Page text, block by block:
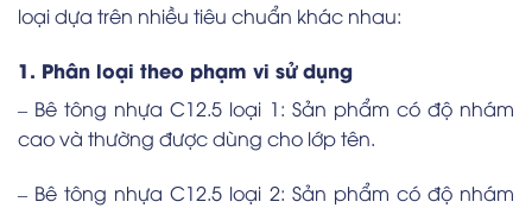
loại dựa trên nhiều tiêu chuẩn khác nhau:
1. Phân loại theo phạm vi sử dụng
– Bê tông nhựa C12.5 loại 1: Sản phẩm có độ nhám
cao và thường được dùng cho lớp tên.
– Bê tông nhựa C12.5 loại 2: Sản phẩm có độ nhám